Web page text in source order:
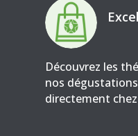
Découvrez les
nos
directement